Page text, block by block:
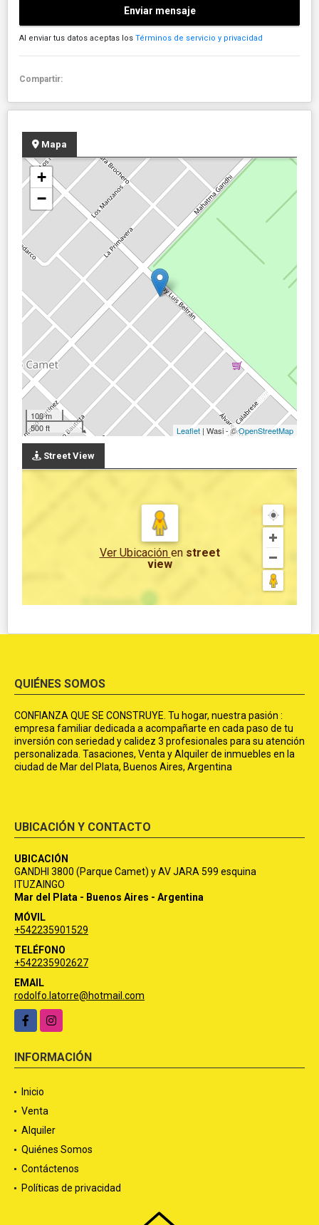
Enviar mensaje
Al enviar tus datos aceptas los Términos de servicio y privacidad
Compartir:
Mapa
+
−
100 m
500 ft
Leaflet | Wasi - ©OpenStreetMap
Street View
Ver Ubicación en street
view
QUIÉNES SOMOS
CONFIANZA QUE SE CONSTRUYE. Tu hogar, nuestra pasión :
empresa familiar dedicada a acompañarte en cada paso de tu
inversión con seriedad y calidez 3 profesionales para su atención
personalizada. Tasaciones, Venta y Alquiler de inmuebles en la
ciudad de Mar del Plata, Buenos Aires, Argentina
UBICACIÓN Y CONTACTO
UBICACIÓN
GANDHI 3800 (Parque Camet) y AV JARA 599 esquina
ITUZAINGO
Mar del Plata - Buenos Aires - Argentina
MÓVIL
+542235901529
TELÉFONO
+542235902627
EMAIL
rodolfo.latorre@hotmail.com
FacebookInstagram
INFORMACIÓN
Inicio
Venta
Alquiler
Quiénes Somos
Contáctenos
Políticas de privacidad